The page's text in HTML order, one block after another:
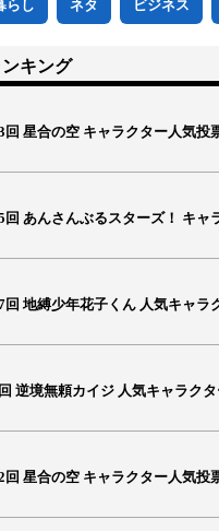
らし ネタ ビジネス
キング
回 星合の空 キャラクター人気投
回 あんさんぶるスターズ！ キャ
回 地縛少年花子くん 人気キャラ
逆境無頼カイジ 人気キャラク
回 星合の空 キャラクター人気投